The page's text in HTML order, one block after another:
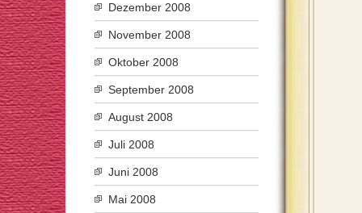
Dezember 2008
November 2008
Oktober 2008
September 2008
August 2008
Juli 2008
Juni 2008
Mai 2008